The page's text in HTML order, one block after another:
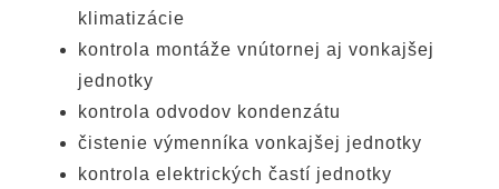
klimatizácie
kontrola montáže vnútornej aj vonkajšej
jednotky
kontrola odvodov kondenzátu
čistenie výmenníka vonkajšej jednotky
kontrola elektrických častí jednotky